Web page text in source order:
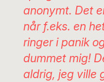
anonymt. Det
når f.eks. en
ringer i panik
dummet mig!
aldrig, jeg ville